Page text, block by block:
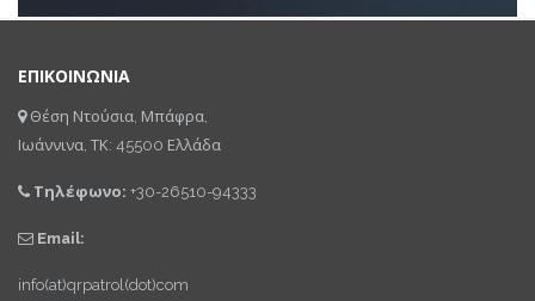
ΕΠΙΚΟΙΝΩΝΙΑ
Θέση Ντούσια, Μπάφρα,
Ιωάννινα, ΤΚ: 45500 Ελλάδα
Τηλέφωνο: +30-26510-94333
Email:
info(at)qrpatrol(dot)com